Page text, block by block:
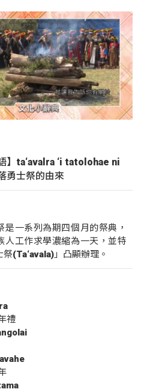
】ta‘avalra ‘i tatolohae ni
勇士祭的由來
是一系列為期四個月的祭典，
人工作求學濃縮為一天，並特
祭(Ta‘avala)」凸顯辦理。
禮